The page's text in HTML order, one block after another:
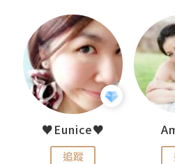
♥Eunice♥
追蹤